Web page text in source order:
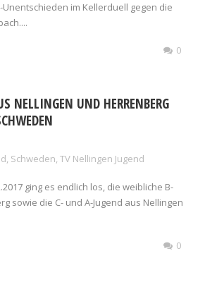
im Kellerduell gegen die
0
NELLINGEN UND HERRENBERG
, Schweden, TV Nellingen Jugend
ging es endlich los, die weibliche B-
sowie die C- und A-Jugend aus Nellingen
0